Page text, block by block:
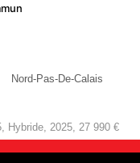
Nord-Pas-De-Calais
Hybride, 2025, 27 990 €